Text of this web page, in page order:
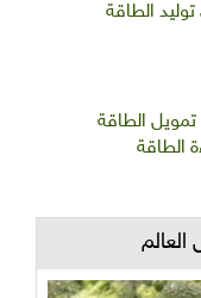
الطاقة
الطاقة
الطاقة
العالم